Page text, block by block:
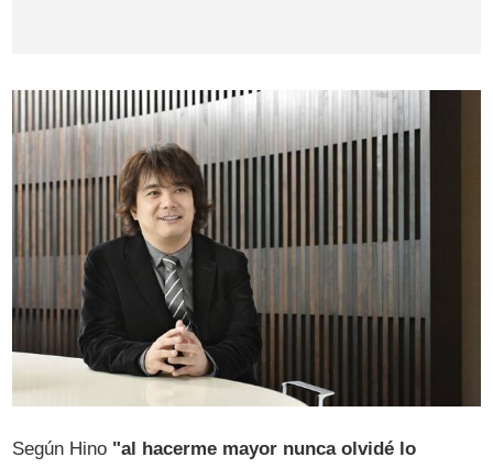
Según Hino "al hacerme mayor nunca olvidé lo